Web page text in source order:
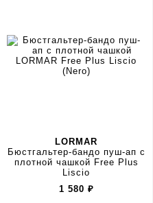
LORMAR
Бюстгальтер-бандо пуш-ап с
плотной чашкой Free Plus
Liscio
1 580 ₽